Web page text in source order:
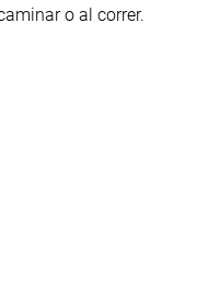
o al correr.